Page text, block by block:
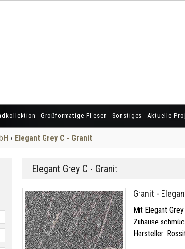
Großformatige Fliesen Sonstiges Aktuelle
› Elegant Grey C - Granit
Elegant Grey C - Granit
Granit -
Mit Elegant
Zuhause
Hersteller: